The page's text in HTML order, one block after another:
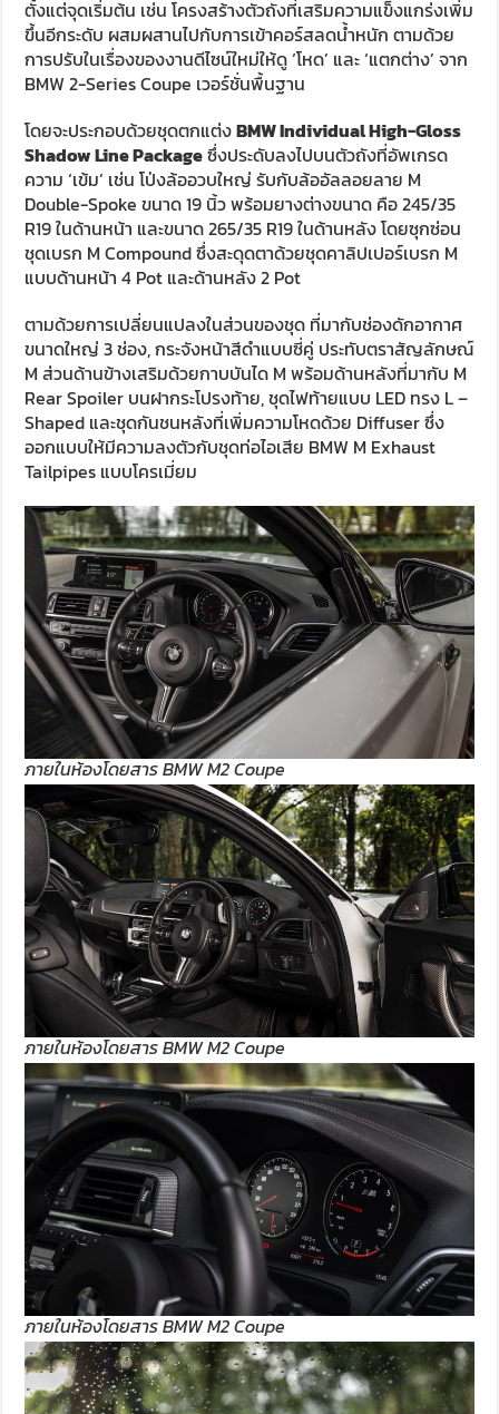
ตั้งแต่จุดเริ่มต้น เช่น โครงสร้างตัวถังที่เสริมความแข็งแกร่งเพิ่ม
ขึ้นอีกระดับ ผสมผสานไปกับการเข้าคอร์สลดน้ำหนัก ตามด้วย
การปรับในเรื่องของงานดีไซน์ใหม่ให้ดู ‘โหด’ และ ‘แตกต่าง’ จาก
BMW 2-Series Coupe เวอร์ชั่นพื้นฐาน
โดยจะประกอบด้วยชุดตกแต่งBMW Individual High-Gloss
Shadow Line Packageซึ่งประดับลงไปบนตัวถังที่อัพเกรด
ความ ‘เข้ม’ เช่น โป่งล้ออวบใหญ่ รับกับล้ออัลลอยลาย M
Double-Spoke ขนาด 19 นิ้ว พร้อมยางต่างขนาด คือ 245/35
R19 ในด้านหน้า และขนาด 265/35 R19 ในด้านหลัง โดยซุกซ่อน
ชุดเบรก M Compound ซึ่งสะดุดตาด้วยชุดคาลิปเปอร์เบรก M
แบบด้านหน้า 4 Pot และด้านหลัง 2 Pot
ตามด้วยการเปลี่ยนแปลงในส่วนของชุด ที่มากับช่องดักอากาศ
ขนาดใหญ่ 3 ช่อง, กระจังหน้าสีดำแบบซี่คู่ ประทับตราสัญลักษณ์
M ส่วนด้านข้างเสริมด้วยกาบบันได M พร้อมด้านหลังที่มากับ M
Rear Spoiler บนฝากระโปรงท้าย, ชุดไฟท้ายแบบ LED ทรง L –
Shaped และชุดกันชนหลังที่เพิ่มความโหดด้วย Diffuser ซึ่ง
ออกแบบให้มีความลงตัวกับชุดท่อไอเสีย BMW M Exhaust
Tailpipes แบบโครเมี่ยม
ภายในห้องโดยสาร BMW M2 Coupe
ภายในห้องโดยสาร BMW M2 Coupe
ภายในห้องโดยสาร BMW M2 Coupe